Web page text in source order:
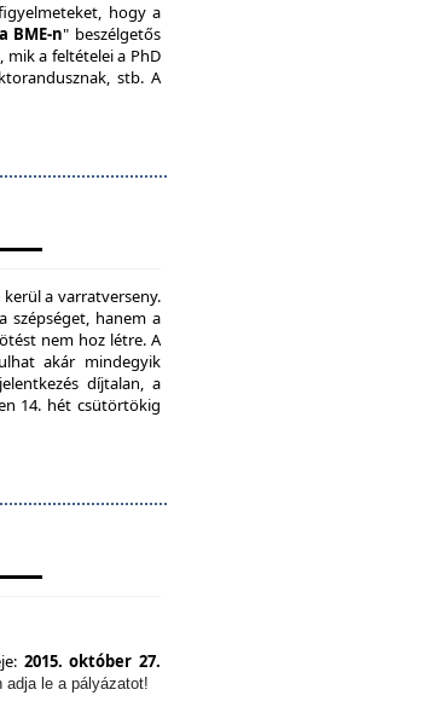
hogy a
BME-n" beszélgetős
a feltételei a PhD
stb. A
a varratverseny.
szépséget, hanem a
nem hoz létre. A
akár mindegyik
díjtalan, a
14. hét csütörtökig
2015. október 27.
le a pályázatot!